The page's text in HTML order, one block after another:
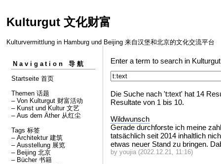
Kulturgut 文化财富
Kulturvermittlung in Hamburg und Beijing 来自汉堡和北京的文化交流平台
Navigation 导航
Startseite 首页
Themen 话题
– Von Kulturgut 财富活动
– Kunst und Kultur 文艺
– Aus dem Äther 从红尘
Tags 标签
– Architektur 建筑
– Ausstellung 展览
– Beijing 北京
– Bücher 书籍
Enter a term to search in
Die Suche nach 't:text' hat 14
Resultate von 1 bis 10.
Wildwunsch
Gerade durchforste ich meine
tatsächlich seit 2014 inhaltlich
etwas neuer Stand zu bringen.
by youjia (2022.12.21, 11:16)